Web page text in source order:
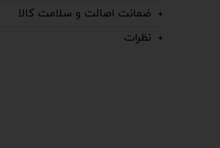
ضمانت اصالت و سلامت کالا
نظرات